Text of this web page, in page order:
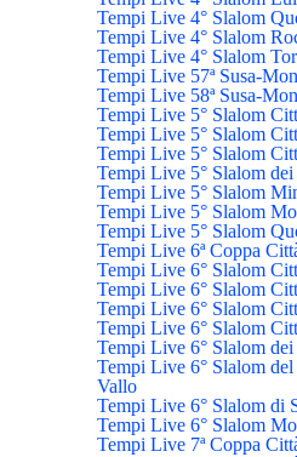
Tempi Live 4° Slalom
Tempi Live 4° Slalom
Tempi Live 4° Slalom
Tempi Live 57ª Susa-
Tempi Live 58ª Susa-
Tempi Live 5° Slalom
Tempi Live 5° Slalom
Tempi Live 5° Slalom
Tempi Live 5° Slalom
Tempi Live 5° Slalom
Tempi Live 5° Slalom
Tempi Live 5° Slalom
Tempi Live 6ª Coppa
Tempi Live 6° Slalom
Tempi Live 6° Slalom
Tempi Live 6° Slalom
Tempi Live 6° Slalom
Tempi Live 6° Slalom
Tempi Live 6° Slalom
Vallo
Tempi Live 6° Slalom di
Tempi Live 6° Slalom
Tempi Live 7ª Coppa